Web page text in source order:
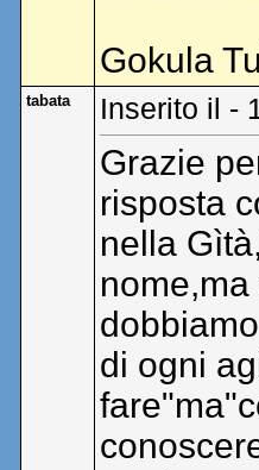
Gokula
tabata Inserito il -
Grazie
risposta
nella
di ogni